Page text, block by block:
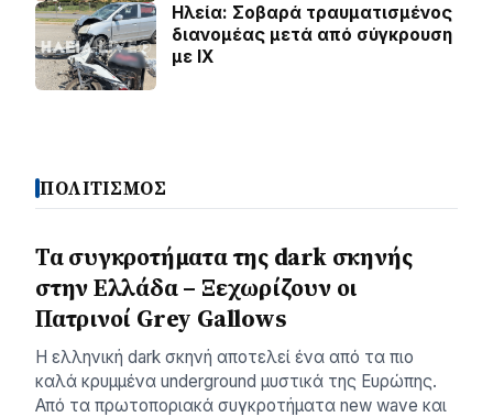
Ηλεία: Σοβαρά τραυματισμένος
διανομέας μετά από σύγκρουση
με ΙΧ
ΠΟΛΙΤΙΣΜΟΣ
Τα συγκροτήματα της dark σκηνής
στην Ελλάδα – Ξεχωρίζουν οι
Πατρινοί Grey Gallows
Η ελληνική dark σκηνή αποτελεί ένα από τα πιο
καλά κρυμμένα underground μυστικά της Ευρώπης.
Από τα πρωτοποριακά συγκροτήματα new wave και